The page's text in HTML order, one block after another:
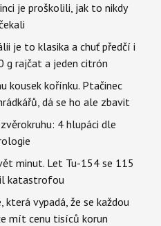
je proškolili, jak to nikdy
je to klasika a chuť předčí i
g rajčat a jeden citrón
kousek kořínku. Ptačinec
dá se ho ale zbavit
4 hlupáci dle
minut. Let Tu-154 se 115
katastrofou
která vypadá, že se každou
mít cenu tisíců korun